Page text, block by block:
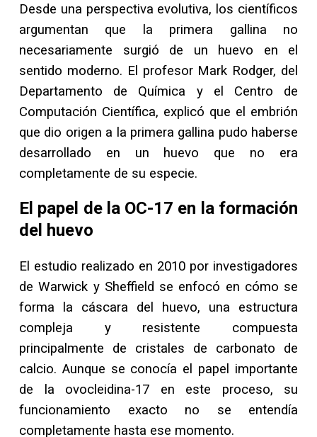
Desde una perspectiva evolutiva, los científicos
argumentan que la primera gallina no
necesariamente surgió de un huevo en el
sentido moderno. El profesor Mark Rodger, del
Departamento de Química y el Centro de
Computación Científica, explicó que el embrión
que dio origen a la primera gallina pudo haberse
desarrollado en un huevo que no era
completamente de su especie.
El papel de la OC-17 en la formación
del huevo
El estudio realizado en 2010 por investigadores
de Warwick y Sheffield se enfocó en cómo se
forma la cáscara del huevo, una estructura
compleja y resistente compuesta
principalmente de cristales de carbonato de
calcio. Aunque se conocía el papel importante
de la ovocleidina-17 en este proceso, su
funcionamiento exacto no se entendía
completamente hasta ese momento.